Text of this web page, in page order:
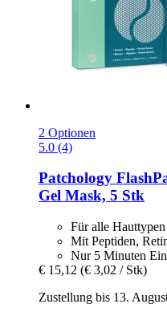
2 Optionen
5.0 (4)
Patchology
Gel Mask, 5 Stk
Für alle Hauttypen
Mit Peptiden,
Nur 5 Minuten
€ 15,12 (€ 3,02 / Stk)
Zustellung bis 13.